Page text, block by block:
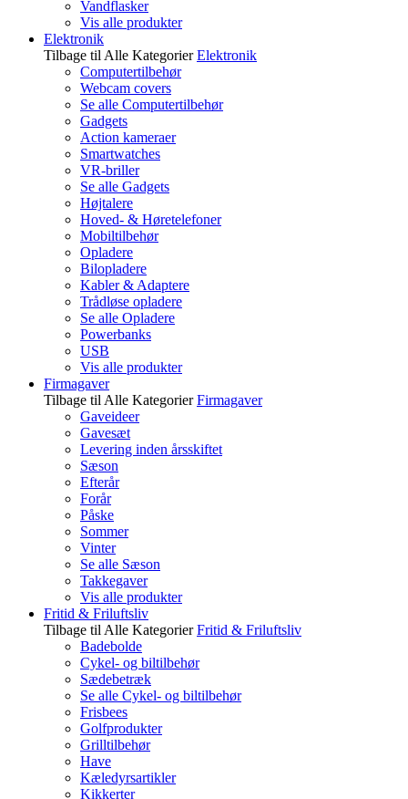
Vandflasker
Vis alle produkter
Elektronik
Tilbage til Alle Kategorier Elektronik
Computertilbehør
Webcam covers
Se alle Computertilbehør
Gadgets
Action kameraer
Smartwatches
VR-briller
Se alle Gadgets
Højtalere
Hoved- & Høretelefoner
Mobiltilbehør
Opladere
Bilopladere
Kabler & Adaptere
Trådløse opladere
Se alle Opladere
Powerbanks
USB
Vis alle produkter
Firmagaver
Tilbage til Alle Kategorier Firmagaver
Gaveideer
Gavesæt
Levering inden årsskiftet
Sæson
Efterår
Forår
Påske
Sommer
Vinter
Se alle Sæson
Takkegaver
Vis alle produkter
Fritid & Friluftsliv
Tilbage til Alle Kategorier Fritid & Friluftsliv
Badebolde
Cykel- og biltilbehør
Sædebetræk
Se alle Cykel- og biltilbehør
Frisbees
Golfprodukter
Grilltilbehør
Have
Kæledyrsartikler
Kikkerter